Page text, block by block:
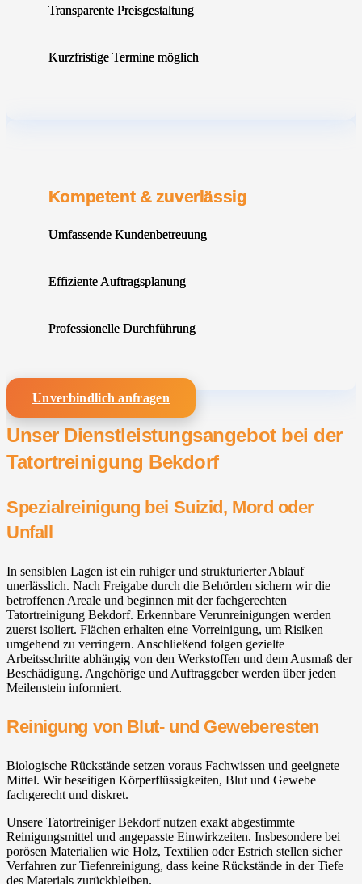
Transparente Preisgestaltung
Kurzfristige Termine möglich
Kompetent & zuverlässig
Umfassende Kundenbetreuung
Effiziente Auftragsplanung
Professionelle Durchführung
Unverbindlich anfragen
Unser Dienstleistungsangebot bei der
Tatortreinigung Bekdorf
Spezialreinigung bei Suizid, Mord oder
Unfall
In sensiblen Lagen ist ein ruhiger und strukturierter Ablauf
unerlässlich. Nach Freigabe durch die Behörden sichern wir die
betroffenen Areale und beginnen mit der fachgerechten
Tatortreinigung Bekdorf. Erkennbare Verunreinigungen werden
zuerst isoliert. Flächen erhalten eine Vorreinigung, um Risiken
umgehend zu verringern. Anschließend folgen gezielte
Arbeitsschritte abhängig von den Werkstoffen und dem Ausmaß der
Beschädigung. Angehörige und Auftraggeber werden über jeden
Meilenstein informiert.
Reinigung von Blut- und Geweberesten
Biologische Rückstände setzen voraus Fachwissen und geeignete
Mittel. Wir beseitigen Körperflüssigkeiten, Blut und Gewebe
fachgerecht und diskret.
Unsere Tatortreiniger Bekdorf nutzen exakt abgestimmte
Reinigungsmittel und angepasste Einwirkzeiten. Insbesondere bei
porösen Materialien wie Holz, Textilien oder Estrich stellen sicher
Verfahren zur Tiefenreinigung, dass keine Rückstände in der Tiefe
des Materials zurückbleiben.